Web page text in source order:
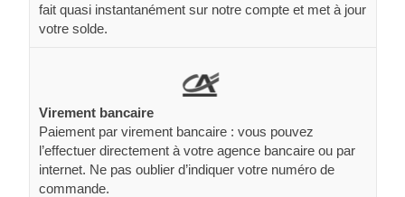
fait quasi instantanément sur notre compte et met à jour
votre solde.
Virement bancaire
Paiement par virement bancaire : vous pouvez
l’effectuer directement à votre agence bancaire ou par
internet. Ne pas oublier d’indiquer votre numéro de
commande.